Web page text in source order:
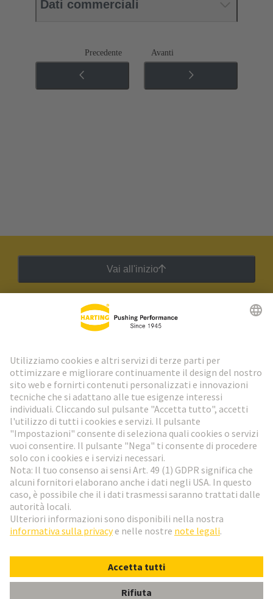
Dati commerciali
Precedente Avanti
Vai all'inizio
Newsletter HARTING
Vai al registrazione
Social Media
Italia Italiano
© HARTING Technology Group